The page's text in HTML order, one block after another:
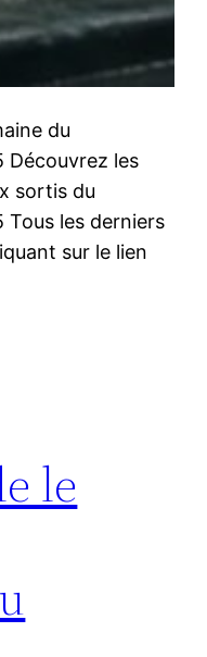
du
les
sortis du
les derniers
sur le lien
le